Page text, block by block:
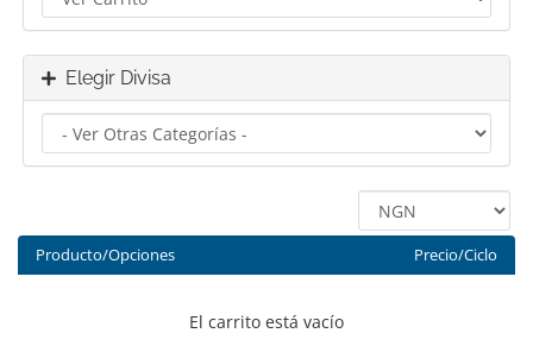
Elegir Divisa
Producto/Opciones Precio/Ciclo
El carrito está vacío